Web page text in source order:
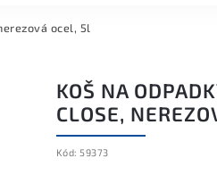
ocel, 5l
KOŠ NA
CLOSE,
Kód: 59373